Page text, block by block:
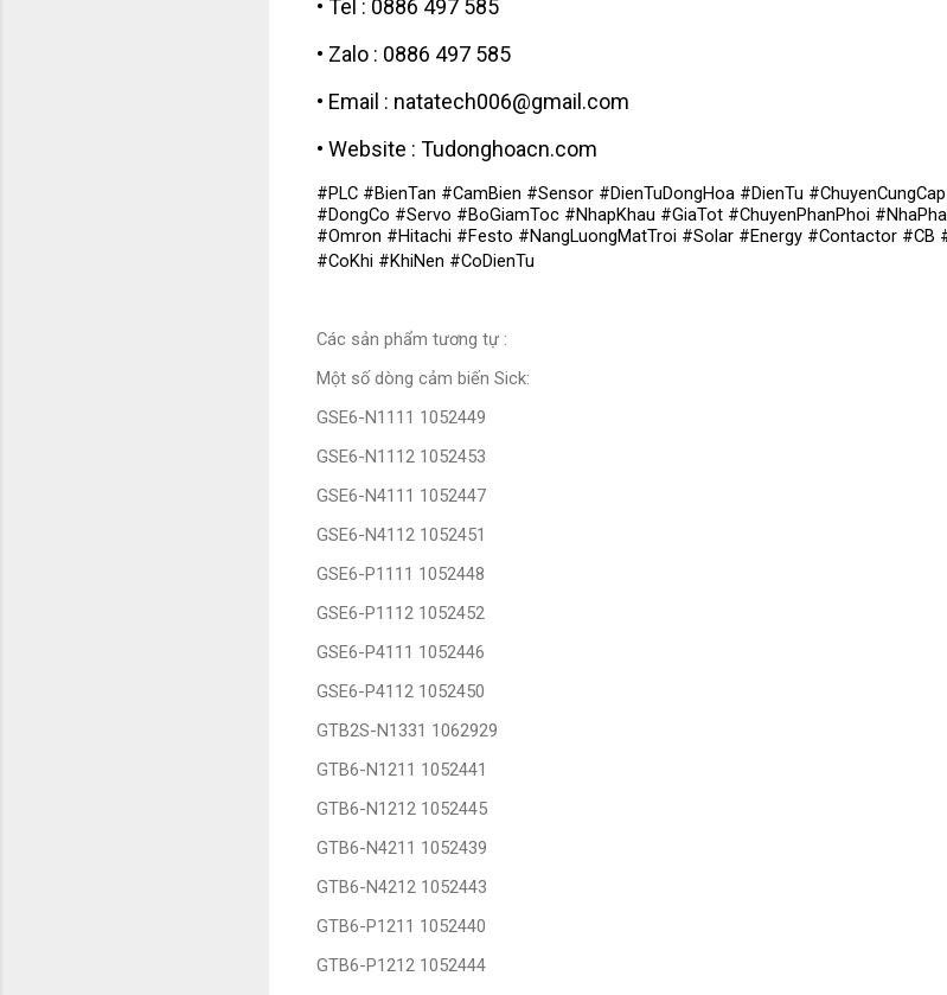
• Tel : 0886 497 585
• Zalo : 0886 497 585
• Email : natatech006@gmail.com
• Website : Tudonghoacn.com
#PLC #BienTan #CamBien #Sensor #DienTuDongHoa #DienTu
#DongCo #Servo #BoGiamToc #NhapKhau #GiaTot #ChuyenPhanPhoi
#Omron #Hitachi #Festo #NangLuongMatTroi #Solar #Energy #Contactor #CB
#CoKhi #KhiNen #CoDienTu
Các sản phẩm tương tự :
Một số dòng cảm biến Sick:
GSE6-N1111 1052449
GSE6-N1112 1052453
GSE6-N4111 1052447
GSE6-N4112 1052451
GSE6-P1111 1052448
GSE6-P1112 1052452
GSE6-P4111 1052446
GSE6-P4112 1052450
GTB2S-N1331 1062929
GTB6-N1211 1052441
GTB6-N1212 1052445
GTB6-N4211 1052439
GTB6-N4212 1052443
GTB6-P1211 1052440
GTB6-P1212 1052444